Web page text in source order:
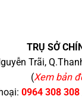
TRỤ SỞ
Trãi,
(Xem bản
0964 308 308